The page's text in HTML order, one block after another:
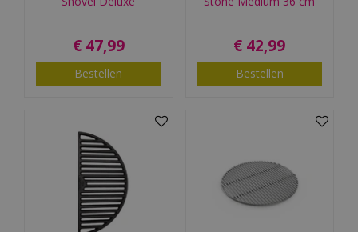
€ 47,99
Bestellen
€ 42,99
Bestellen